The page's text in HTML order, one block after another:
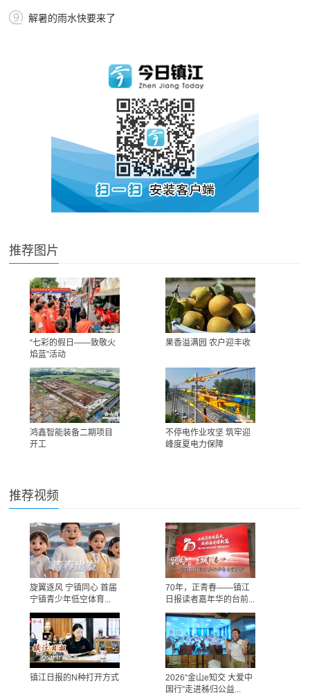
解暑的雨水快要来了
推荐图片
“七彩的假日——致敬火
焰蓝”活动
果香溢满园 农户迎丰收
鸿鑫智能装备二期项目
开工
不停电作业攻坚 筑牢迎
峰度夏电力保障
推荐视频
旋翼逐风 宁镇同心 首届
宁镇青少年低空体育...
70年，正青春——镇江
日报读者嘉年华的台前...
镇江日报的N种打开方式
2026“金山e知交 大爱中
国行”走进秭归公益...